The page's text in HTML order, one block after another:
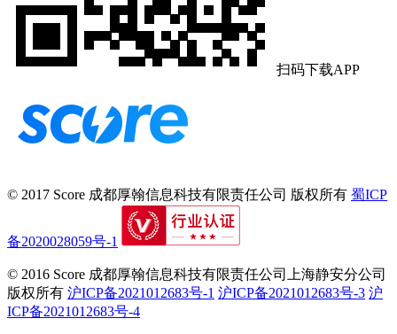
扫码下载APP
© 2017 Score 成都厚翰信息科技有限责任公司 版权所有 蜀ICP
备2020028059号-1
© 2016 Score 成都厚翰信息科技有限责任公司上海静安分公司
版权所有 沪ICP备2021012683号-1 沪ICP备2021012683号-3 沪
ICP备2021012683号-4